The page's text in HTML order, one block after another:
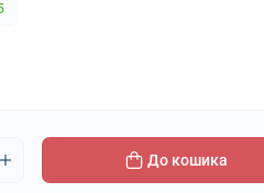
До кошика